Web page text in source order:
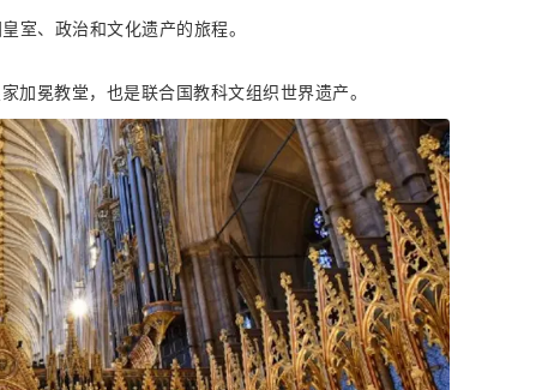
室、政治和文化遗产的旅程。
加冕教堂，也是联合国教科文组织世界遗产。